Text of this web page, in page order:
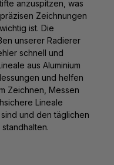
anzuspitzen, was
Zeichnungen
ist. Die
unserer Radierer
schnell und
aus Aluminium
und helfen
Zeichnen, Messen
Lineale
und den täglichen